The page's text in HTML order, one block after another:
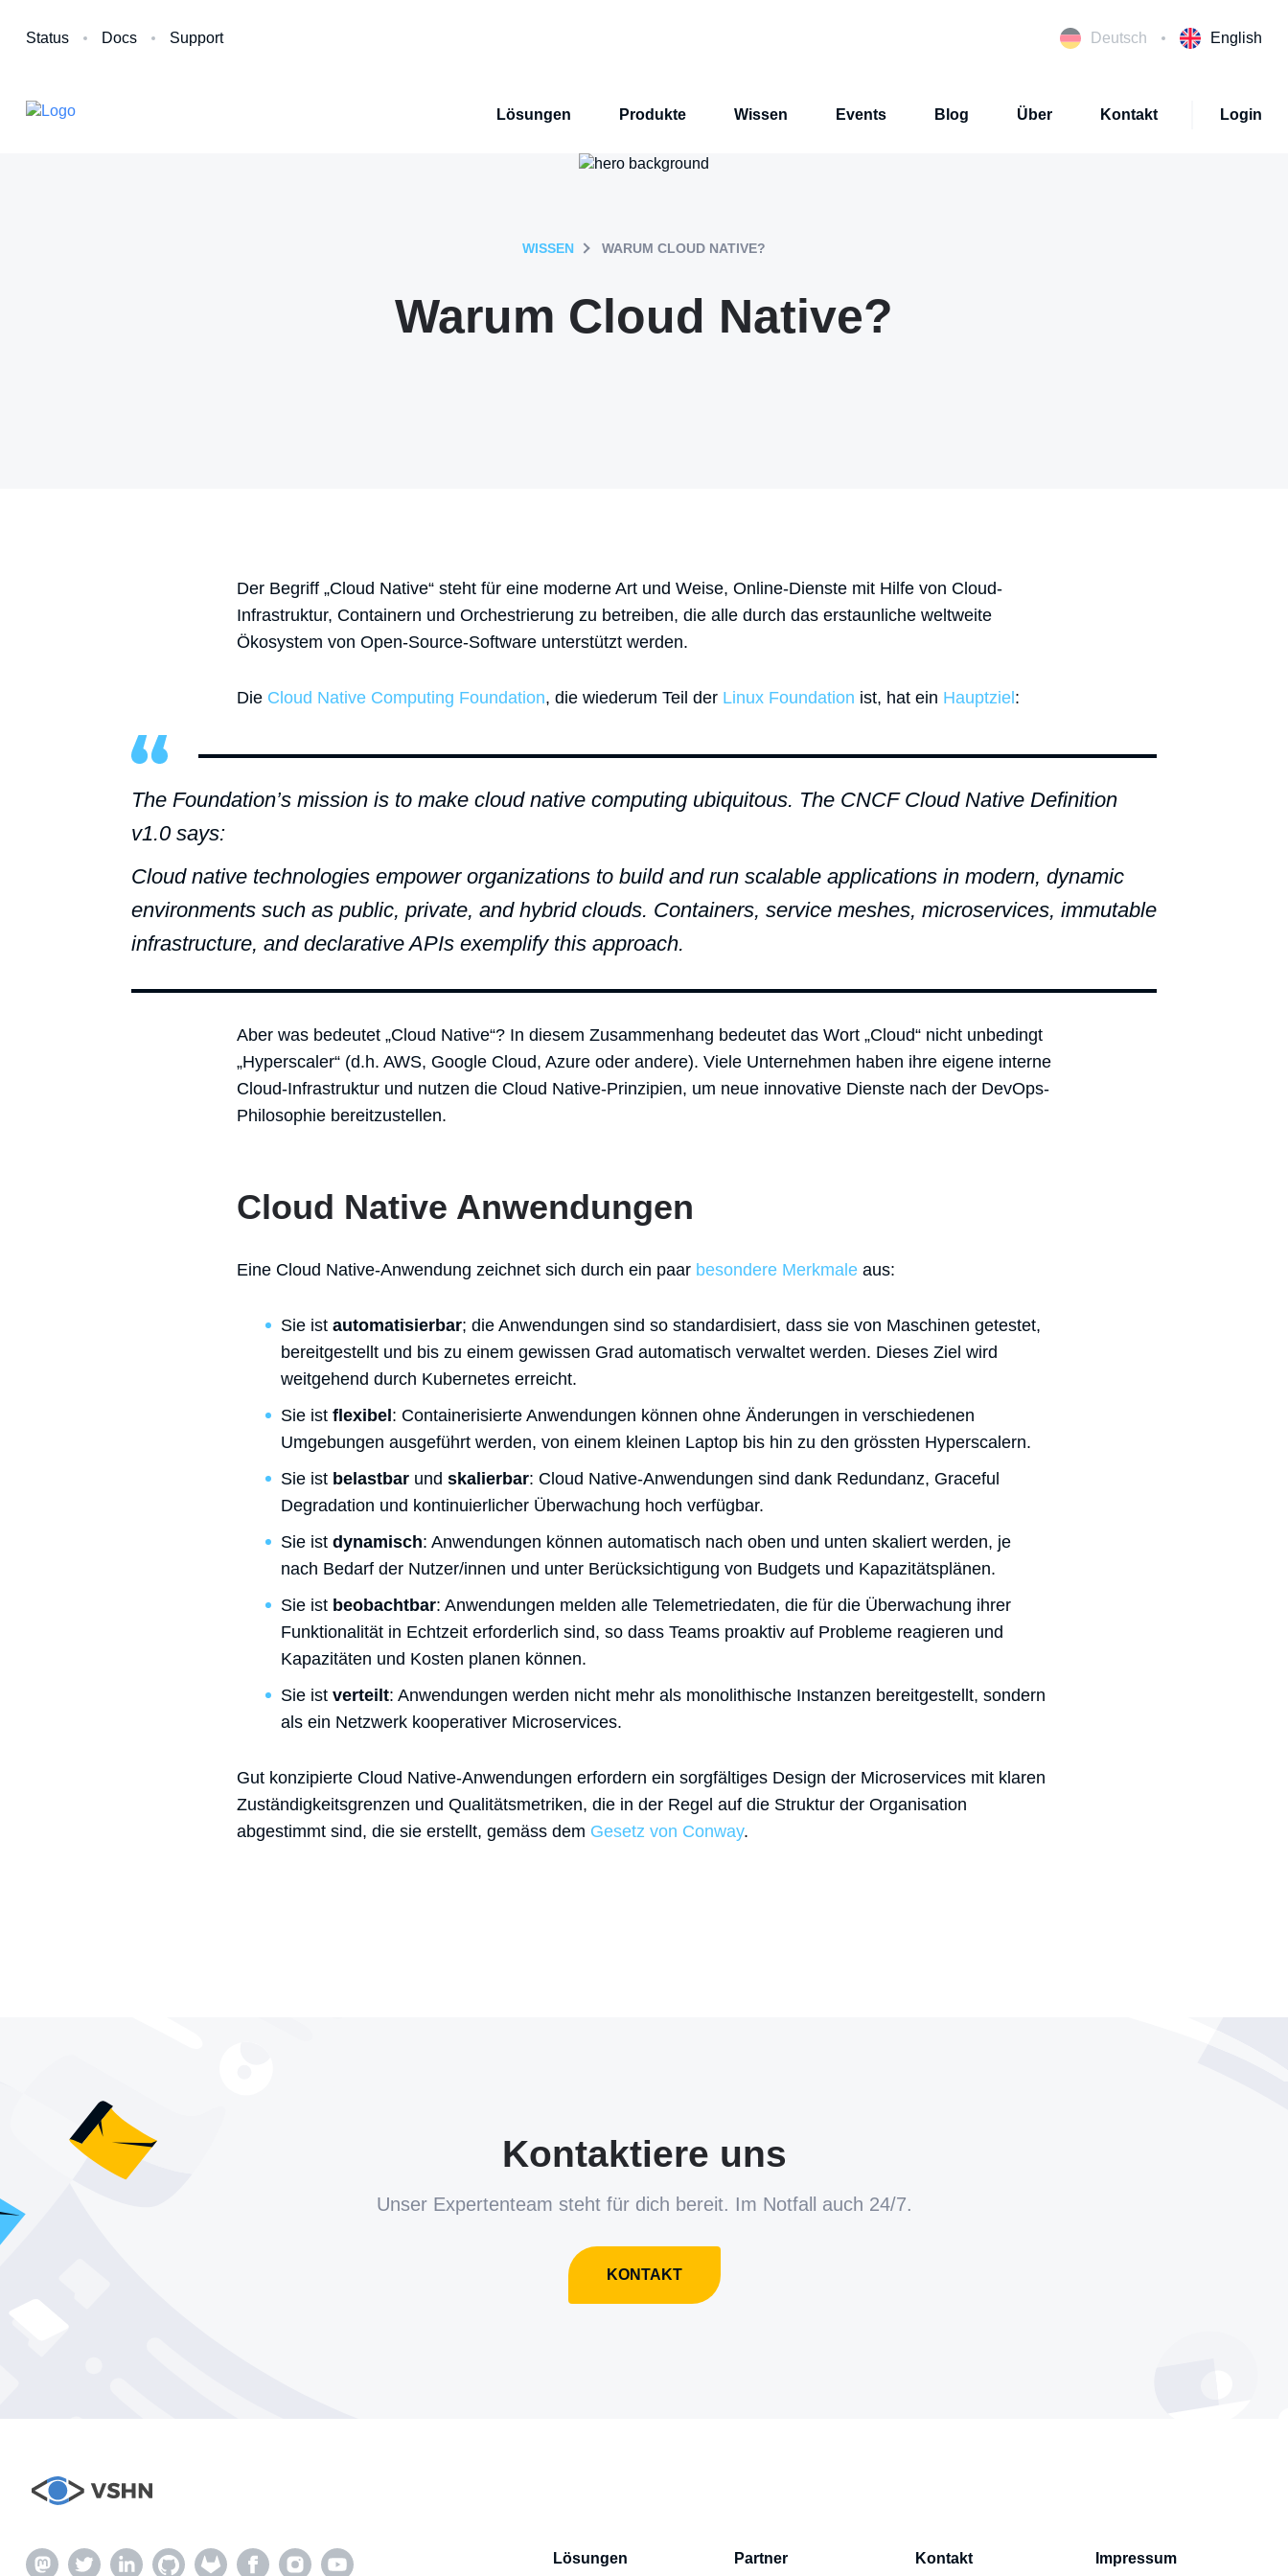
Status Docs Support Deutsch English
Lösungen Produkte Wissen Events Blog Über Kontakt Login
WISSEN WARUM CLOUD NATIVE?
Warum Cloud Native?
Der Begriff „Cloud Native“ steht für eine moderne Art und Weise, Online-Dienste mit Hilfe von Cloud-
Infrastruktur, Containern und Orchestrierung zu betreiben, die alle durch das erstaunliche weltweite
Ökosystem von Open-Source-Software unterstützt werden.
Die Cloud Native Computing Foundation, die wiederum Teil der Linux Foundation ist, hat ein Hauptziel :
The Foundation’s mission is to make cloud native computing ubiquitous. The CNCF Cloud Native Definition
v1.0 says:
Cloud native technologies empower organizations to build and run scalable applications in modern, dynamic
environments such as public, private, and hybrid clouds. Containers, service meshes, microservices, immutable
infrastructure, and declarative APIs exemplify this approach.
Aber was bedeutet „Cloud Native“? In diesem Zusammenhang bedeutet das Wort „Cloud“ nicht unbedingt
„Hyperscaler“ (d.h. AWS, Google Cloud, Azure oder andere). Viele Unternehmen haben ihre eigene interne
Cloud-Infrastruktur und nutzen die Cloud Native-Prinzipien, um neue innovative Dienste nach der DevOps-
Philosophie bereitzustellen.
Cloud Native Anwendungen
Eine Cloud Native-Anwendung zeichnet sich durch ein paar besondere Merkmale aus:
Sie ist automatisierbar; die Anwendungen sind so standardisiert, dass sie von Maschinen getestet,
bereitgestellt und bis zu einem gewissen Grad automatisch verwaltet werden. Dieses Ziel wird
weitgehend durch Kubernetes erreicht.
Sie ist flexibel : Containerisierte Anwendungen können ohne Änderungen in verschiedenen
Umgebungen ausgeführt werden, von einem kleinen Laptop bis hin zu den grössten Hyperscalern.
Sie ist belastbar und skalierbar: Cloud Native-Anwendungen sind dank Redundanz, Graceful
Degradation und kontinuierlicher Überwachung hoch verfügbar.
Sie ist dynamisch: Anwendungen können automatisch nach oben und unten skaliert werden, je
nach Bedarf der Nutzer/innen und unter Berücksichtigung von Budgets und Kapazitätsplänen.
Sie ist beobachtbar: Anwendungen melden alle Telemetriedaten, die für die Überwachung ihrer
Funktionalität in Echtzeit erforderlich sind, so dass Teams proaktiv auf Probleme reagieren und
Kapazitäten und Kosten planen können.
Sie ist verteilt: Anwendungen werden nicht mehr als monolithische Instanzen bereitgestellt, sondern
als ein Netzwerk kooperativer Microservices.
Gut konzipierte Cloud Native-Anwendungen erfordern ein sorgfältiges Design der Microservices mit klaren
Zuständigkeitsgrenzen und Qualitätsmetriken, die in der Regel auf die Struktur der Organisation
abgestimmt sind, die sie erstellt, gemäss dem Gesetz von Conway.
Kontaktiere uns
Unser Expertenteam steht für dich bereit. Im Notfall auch 24/7.
KONTAKT
Lösungen Partner Kontakt Impressum